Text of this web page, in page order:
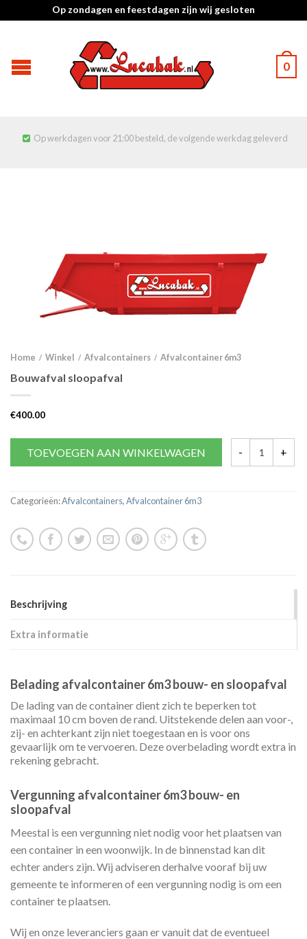
Op zondagen en feestdagen zijn wij gesloten
0
 Op werkdagen voor 21:00 besteld, de volgende werkdag geleverd
Home / Winkel / Afvalcontainers / Afvalcontainer 6m3
Bouwafval sloopafval
€400.00
TOEVOEGEN AAN WINKELWAGEN
Categorieën:Afvalcontainers,Afvalcontainer 6m3
Beschrijving
Extra informatie
Belading afvalcontainer 6m3 bouw- en sloopafval
De lading van de container dient zich te beperken tot
maximaal 10 cm boven de rand. Uitstekende delen aan voor-,
zij- en achterkant zijn niet toegestaan en is voor ons
gevaarlijk om te vervoeren. Deze overbelading wordt extra in
rekening gebracht.
Vergunning afvalcontainer 6m3 bouw- en
sloopafval
Meestal is een vergunning niet nodig voor het plaatsen van
een container in een woonwijk. In de binnenstad kan dit
echter anders zijn. Wij adviseren derhalve vooraf bij uw
gemeente te informeren of een vergunning nodig is om een
container te plaatsen.
Wij en onze leveranciers gaan er vanuit dat de eventueel